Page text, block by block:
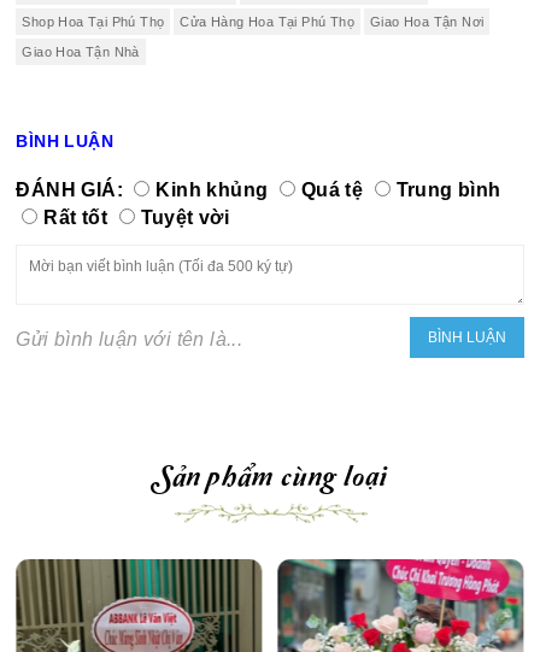
Shop Hoa Tại Phú Thọ Cửa Hàng Hoa Tại Phú Thọ Giao Hoa Tận Nơi
Giao Hoa Tận Nhà
BÌNH LUẬN
ĐÁNH GIÁ: Kinh khủng Quá tệ
Trung bình
Rất tốt
Tuyệt vời
Gửi bình luận với tên là...
Sản phẩm cùng loại